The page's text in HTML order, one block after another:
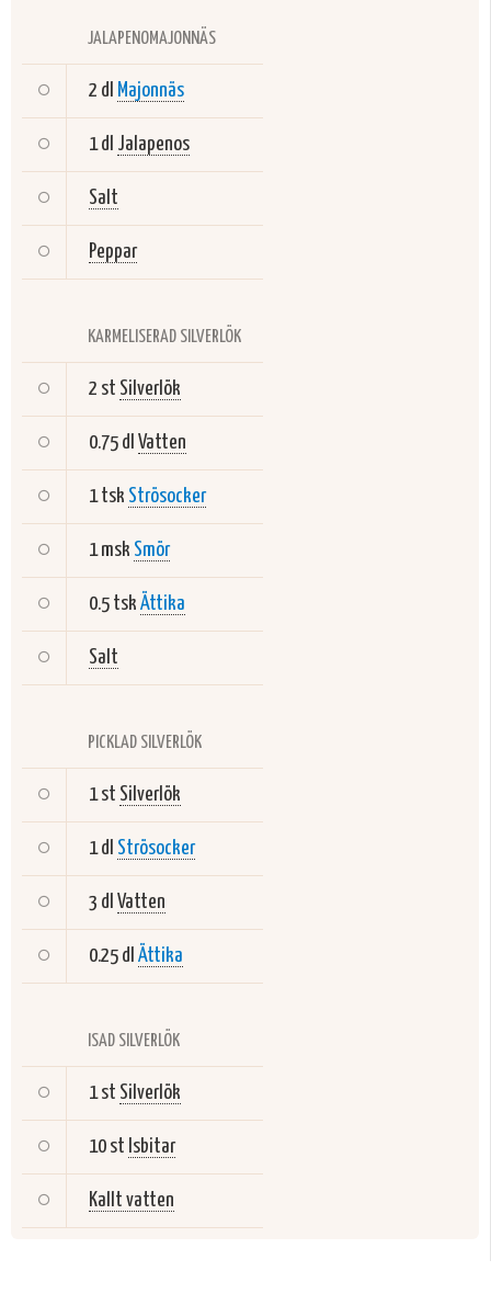
JALAPENOMAJONNÄS
2 dl Majonnäs
1 dl Jalapenos
Salt
Peppar
KARMELISERAD SILVERLÖK
2 st Silverlök
0.75 dl Vatten
1 tsk Strösocker
1 msk Smör
0.5 tsk Ättika
Salt
PICKLAD SILVERLÖK
1 st Silverlök
1 dl Strösocker
3 dl Vatten
0.25 dl Ättika
ISAD SILVERLÖK
1 st Silverlök
10 st Isbitar
Kallt vatten